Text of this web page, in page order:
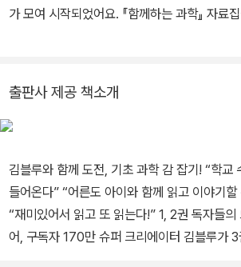
가 모여 시작되었어요. 『함께하는 과학』 자료
출판사 제공 책소개
김블루와 함께 도전, 기초 과학 감 잡기! “학교 수업보다 머릿속에 잘
들어온다” “어른도 아이와 함께 읽고 이야기할
“재미있어서 읽고 또 읽는다!” 1, 2권 독자들의 뜨거운 반응에 힘입
어, 구독자 170만 슈퍼 크리에이터 김블루가